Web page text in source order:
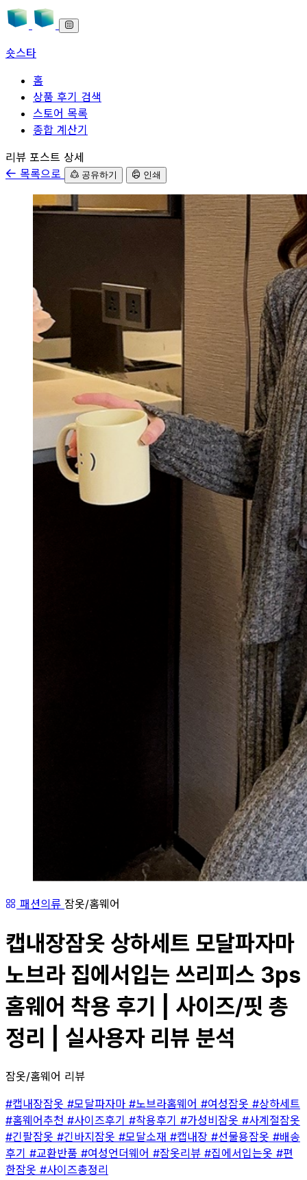
숏스타
홈
상품 후기 검색
스토어 목록
종합 계산기
본문으로 바로가기
리뷰 포스트 상세
목록으로
공유하기 인쇄
패션의류 잠옷/홈웨어
캡내장잠옷 상하세트 모달파자마
노브라 집에서입는 쓰리피스 3ps
홈웨어 착용 후기 | 사이즈/핏 총
정리 | 실사용자 리뷰 분석
잠옷/홈웨어 리뷰
#캡내장잠옷 #모달파자마 #노브라홈웨어 #여성잠옷 #상하세트
#홈웨어추천 #사이즈후기 #착용후기 #가성비잠옷 #사계절잠옷
#긴팔잠옷 #긴바지잠옷 #모달소재 #캡내장 #선물용잠옷 #배송
후기 #교환반품 #여성언더웨어 #잠옷리뷰 #집에서입는옷 #편
한잠옷 #사이즈총정리